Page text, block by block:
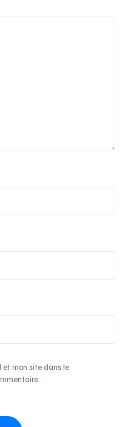
et mon site dans le